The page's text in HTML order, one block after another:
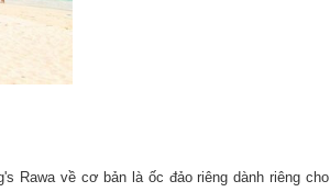
Rawa về cơ bản là ốc đảo riêng dành riêng cho